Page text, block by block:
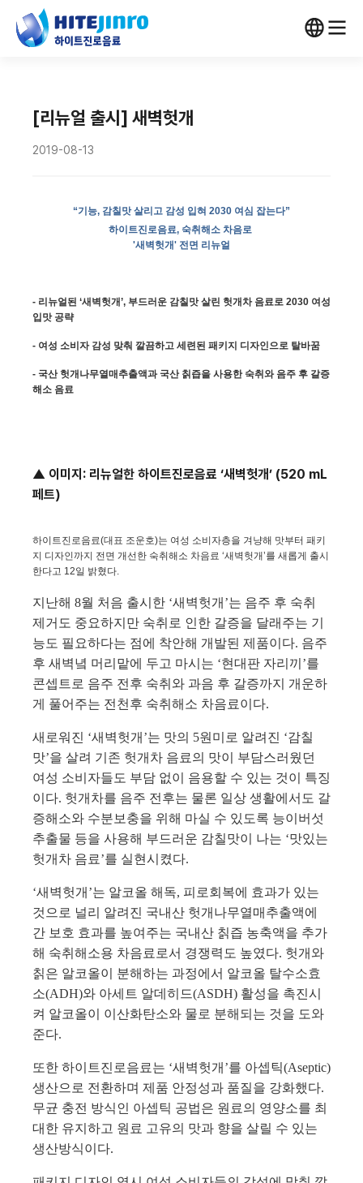
[리뉴얼 출시] 새벽헛개
2019-08-13
“기능, 감칠맛 살리고 감성 입혀 2030 여심 잡는다”
하이트진로음료, 숙취해소 차음로
'새벽헛개' 전면 리뉴얼
- 리뉴얼된 ‘새벽헛개’, 부드러운 감칠맛 살린 헛개차 음료로 2030 여성
입맛 공략
- 여성 소비자 감성 맞춰 깔끔하고 세련된 패키지 디자인으로 탈바꿈
- 국산 헛개나무열매추출액과 국산 칡즙을 사용한 숙취와 음주 후 갈증
해소 음료
▲ 이미지: 리뉴얼한 하이트진로음료 ‘새벽헛개’ (520 mL
페트)
하이트진로음료(대표 조운호)는 여성 소비자층을 겨냥해 맛부터 패키
지 디자인까지 전면 개선한 숙취해소 차음료 ‘새벽헛개’를 새롭게 출시
한다고 12일 밝혔다.
지난해 8월 처음 출시한 ‘새벽헛개’는 음주 후 숙취
제거도 중요하지만 숙취로 인한 갈증을 달래주는 기
능도 필요하다는 점에 착안해 개발된 제품이다. 음주
후 새벽녘 머리맡에 두고 마시는 ‘현대판 자리끼’를
콘셉트로 음주 전후 숙취와 과음 후 갈증까지 개운하
게 풀어주는 전천후 숙취해소 차음료이다.
새로워진 ‘새벽헛개’는 맛의 5원미로 알려진 ‘감칠
맛’을 살려 기존 헛개차 음료의 맛이 부담스러웠던
여성 소비자들도 부담 없이 음용할 수 있는 것이 특징
이다. 헛개차를 음주 전후는 물론 일상 생활에서도 갈
증해소와 수분보충을 위해 마실 수 있도록 능이버섯
추출물 등을 사용해 부드러운 감칠맛이 나는 ‘맛있는
헛개차 음료’를 실현시켰다.
‘새벽헛개’는 알코올 해독, 피로회복에 효과가 있는
것으로 널리 알려진 국내산 헛개나무열매추출액에
간 보호 효과를 높여주는 국내산 칡즙 농축액을 추가
해 숙취해소용 차음료로서 경쟁력도 높였다. 헛개와
칡은 알코올이 분해하는 과정에서 알코올 탈수소효
소(ADH)와 아세트 알데히드(ASDH) 활성을 촉진시
켜 알코올이 이산화탄소와 물로 분해되는 것을 도와
준다.
또한 하이트진로음료는 ‘새벽헛개’를 아셉틱(Aseptic)
생산으로 전환하며 제품 안정성과 품질을 강화했다.
무균 충전 방식인 아셉틱 공법은 원료의 영양소를 최
대한 유지하고 원료 고유의 맛과 향을 살릴 수 있는
생산방식이다.